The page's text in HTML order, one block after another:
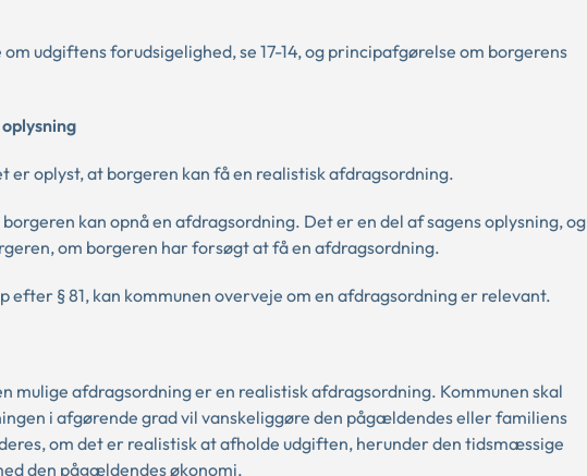
udgiftens forudsigelighed, se 17-14, og principafgørelse om borgerens
er oplyst, at borgeren kan få en realistisk afdragsordning.
kan opnå en afdragsordning. Det er en del af sagens oplysning, og
om borgeren har forsøgt at få en afdragsordning.
§ 81, kan kommunen overveje om en afdragsordning er relevant.
mulige afdragsordning er en realistisk afdragsordning. Kommunen skal
i afgørende grad vil vanskeliggøre den pågældendes eller familiens
om det er realistisk at afholde udgiften, herunder den tidsmæssige
den pågældendes økonomi.